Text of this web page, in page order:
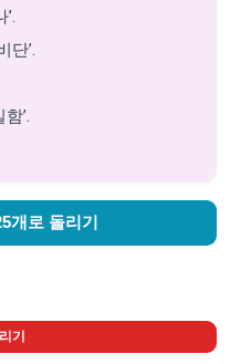
단’.
’.
개로 돌리기
기